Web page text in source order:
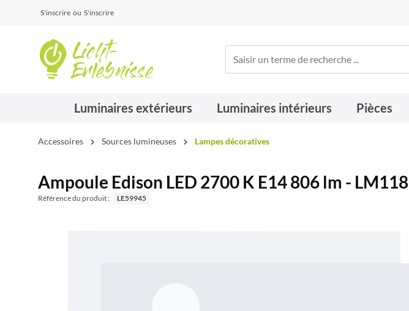
S'inscrire ou S'inscrire
Luminaires extérieurs Luminaires intérieurs Pièces
Accessoires Sources lumineuses Lampes décoratives
Ampoule Edison LED 2700 K E14 806 lm - LM118
Référence du produit : LE59945